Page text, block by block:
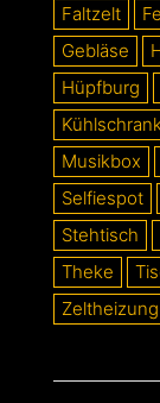
Faltzelt
Gebläse
Hüpfburg
Musikbox
Selfiespot
Stehtisch
Theke
Zeltheizung